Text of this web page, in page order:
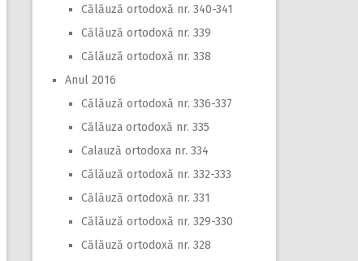
Călăuză ortodoxă nr. 340-341
Călăuză ortodoxă nr. 339
Călăuză ortodoxă nr. 338
Anul 2016
Călăuză ortodoxă nr. 336-337
Călăuza ortodoxă nr. 335
Calauză ortodoxa nr. 334
Călăuză ortodoxă nr. 332-333
Călăuză ortodoxă nr. 331
Călăuză ortodoxă nr. 329-330
Călăuză ortodoxă nr. 328